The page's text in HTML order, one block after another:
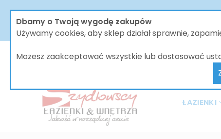
Dbamy o Twoją wygodę zakupów
Używamy cookies, aby sklep działał sprawnie,
Możesz zaakceptować wszystkie lub dostosować
W dniach od 30.07 do dnia 08.08.2026 nasze
bez zmian, jednak wszystkie wysyłki będą
ŁAZIENKI